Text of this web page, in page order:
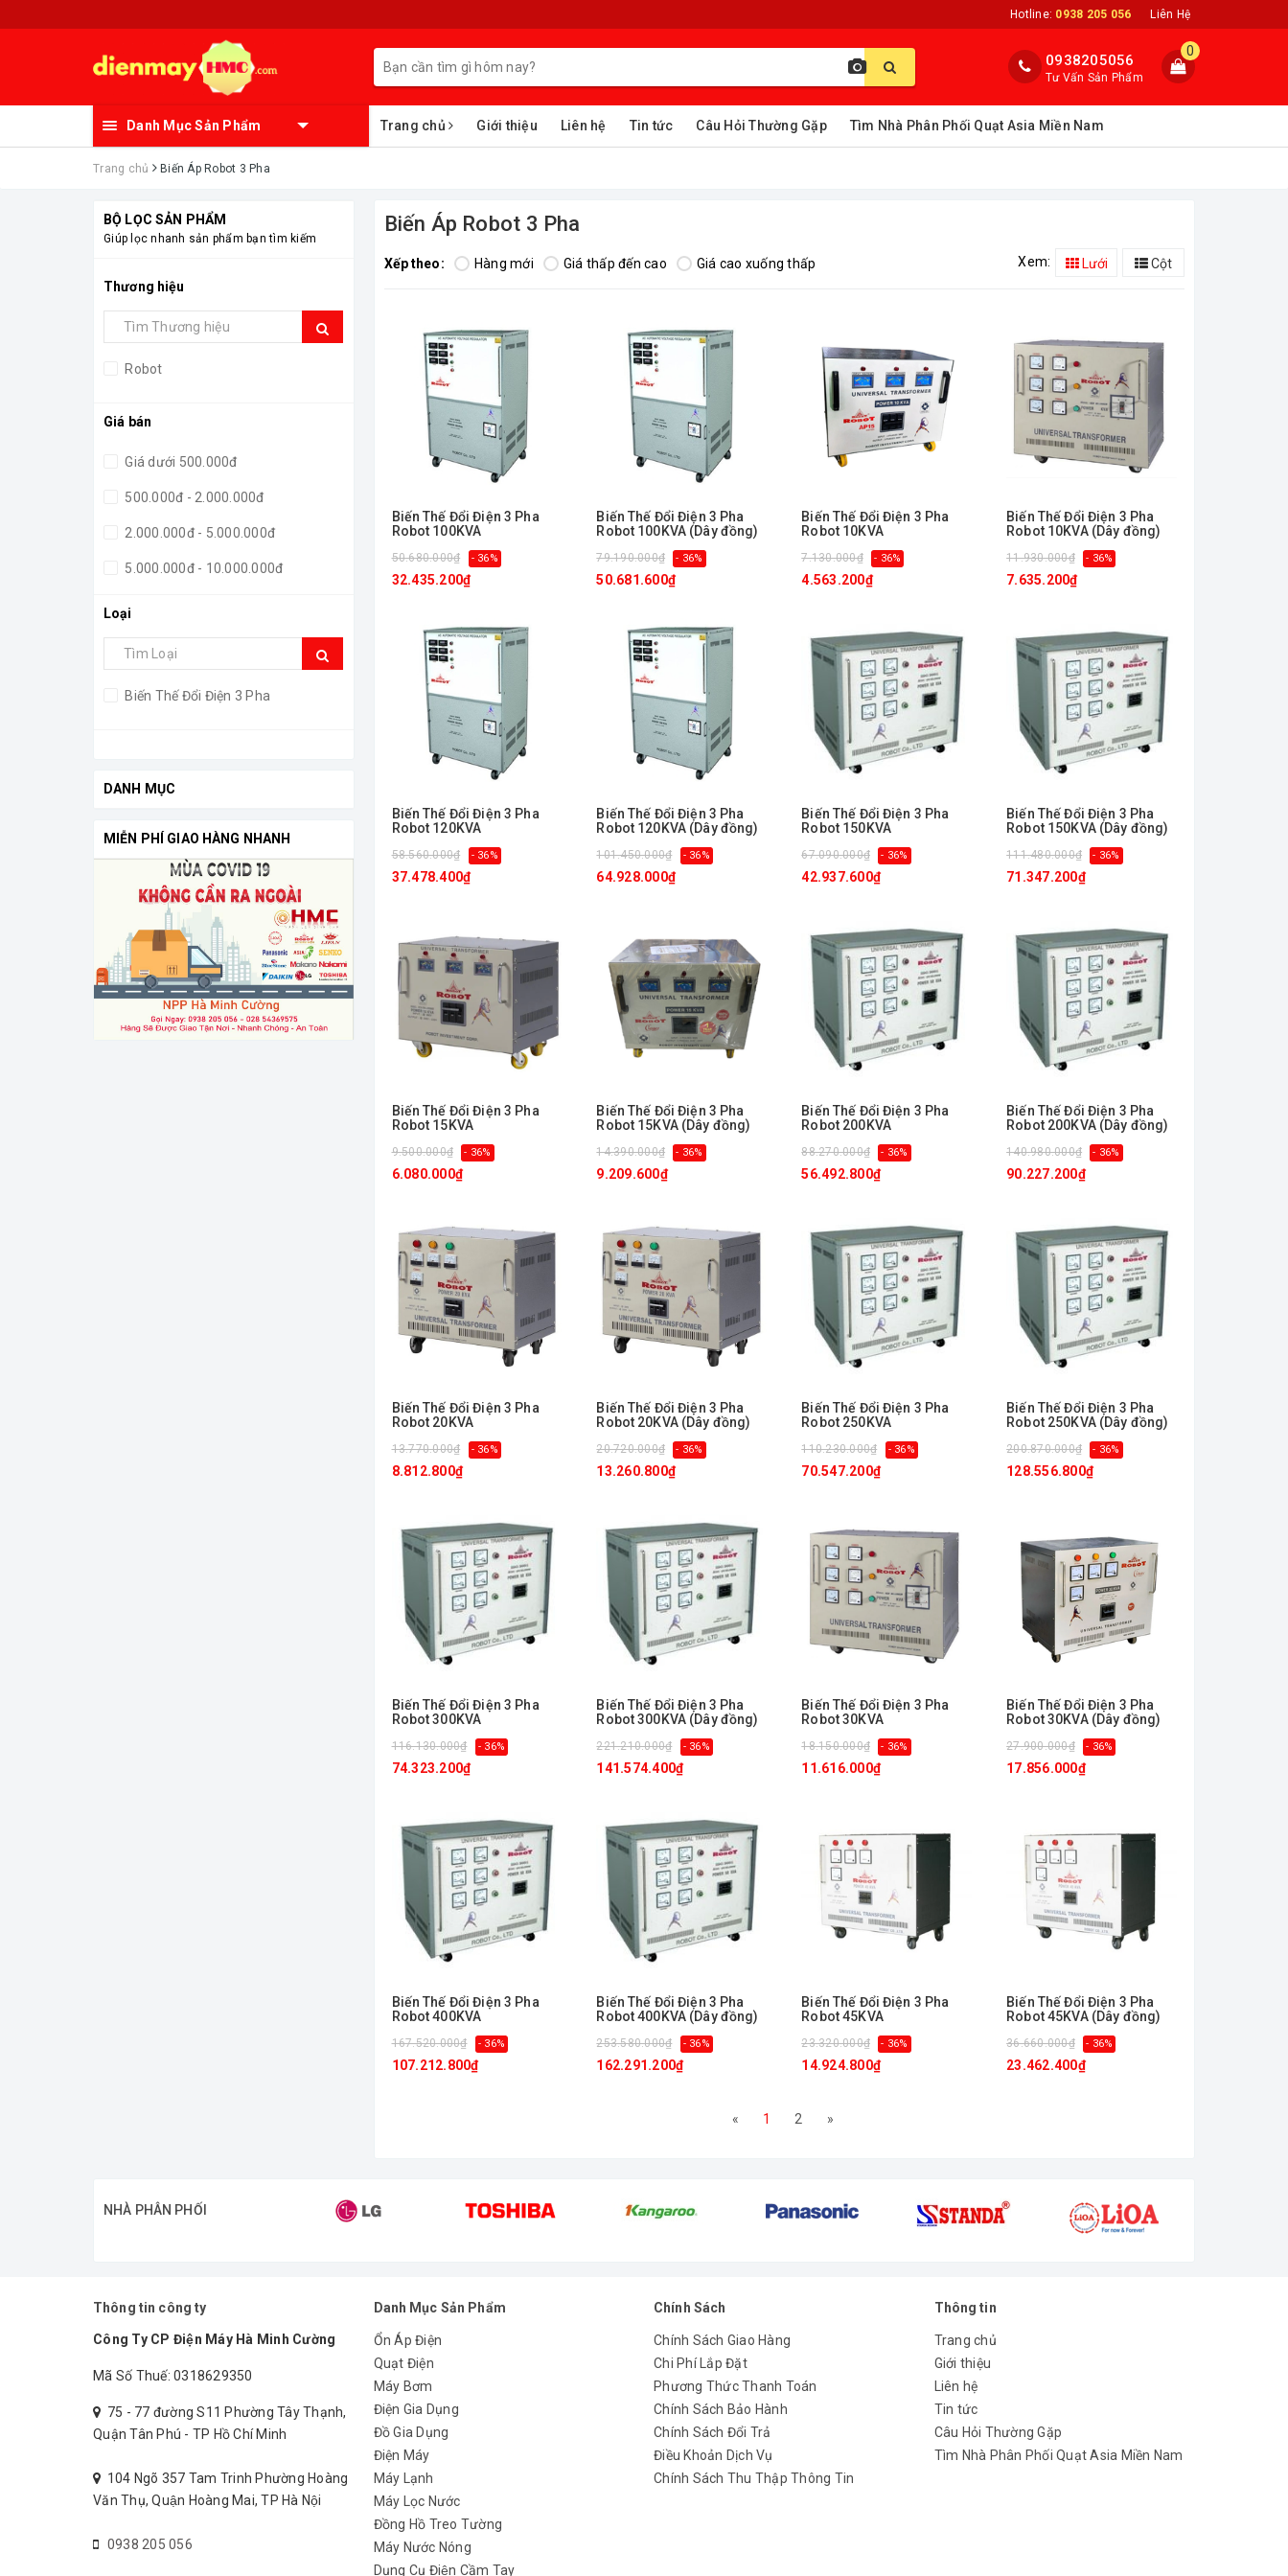
Hotline: 0938 205 056 Liên Hệ
0
0938205056
Tư Vấn Sản Phẩm
Danh Mục Sản Phẩm Trang chủ Giới thiệu Liên hệ Tin tức Câu Hỏi Thường Gặp Tìm Nhà Phân Phối Quạt Asia Miền Nam
Trang chủ Biến Áp Robot 3 Pha
BỘ LỌC SẢN PHẨM
Giúp lọc nhanh sản phẩm bạn tìm kiếm
Thương hiệu
Robot
Giá bán
Giá dưới 500.000đ
500.000đ - 2.000.000đ
2.000.000đ - 5.000.000đ
5.000.000đ - 10.000.000đ
Loại
Biến Thế Đổi Điện 3 Pha
DANH MỤC
MIỄN PHÍ GIAO HÀNG NHANH
Biến Áp Robot 3 Pha
Xếp theo: Hàng mới Giá thấp đến cao Giá cao xuống thấp Xem: Lưới Cột
Biến Thế Đổi Điện 3 Pha
Robot 100KVA
50.680.000₫ - 36%
32.435.200₫
Biến Thế Đổi Điện 3 Pha
Robot 100KVA (Dây đồng)
79.190.000₫ - 36%
50.681.600₫
Biến Thế Đổi Điện 3 Pha
Robot 10KVA
7.130.000₫ - 36%
4.563.200₫
Biến Thế Đổi Điện 3 Pha
Robot 10KVA (Dây đồng)
11.930.000₫ - 36%
7.635.200₫
Biến Thế Đổi Điện 3 Pha
Robot 120KVA
58.560.000₫ - 36%
37.478.400₫
Biến Thế Đổi Điện 3 Pha
Robot 120KVA (Dây đồng)
101.450.000₫ - 36%
64.928.000₫
Biến Thế Đổi Điện 3 Pha
Robot 150KVA
67.090.000₫ - 36%
42.937.600₫
Biến Thế Đổi Điện 3 Pha
Robot 150KVA (Dây đồng)
111.480.000₫ - 36%
71.347.200₫
Biến Thế Đổi Điện 3 Pha
Robot 15KVA
9.500.000₫ - 36%
6.080.000₫
Biến Thế Đổi Điện 3 Pha
Robot 15KVA (Dây đồng)
14.390.000₫ - 36%
9.209.600₫
Biến Thế Đổi Điện 3 Pha
Robot 200KVA
88.270.000₫ - 36%
56.492.800₫
Biến Thế Đổi Điện 3 Pha
Robot 200KVA (Dây đồng)
140.980.000₫ - 36%
90.227.200₫
Biến Thế Đổi Điện 3 Pha
Robot 20KVA
13.770.000₫ - 36%
8.812.800₫
Biến Thế Đổi Điện 3 Pha
Robot 20KVA (Dây đồng)
20.720.000₫ - 36%
13.260.800₫
Biến Thế Đổi Điện 3 Pha
Robot 250KVA
110.230.000₫ - 36%
70.547.200₫
Biến Thế Đổi Điện 3 Pha
Robot 250KVA (Dây đồng)
200.870.000₫ - 36%
128.556.800₫
Biến Thế Đổi Điện 3 Pha
Robot 300KVA
116.130.000₫ - 36%
74.323.200₫
Biến Thế Đổi Điện 3 Pha
Robot 300KVA (Dây đồng)
221.210.000₫ - 36%
141.574.400₫
Biến Thế Đổi Điện 3 Pha
Robot 30KVA
18.150.000₫ - 36%
11.616.000₫
Biến Thế Đổi Điện 3 Pha
Robot 30KVA (Dây đồng)
27.900.000₫ - 36%
17.856.000₫
Biến Thế Đổi Điện 3 Pha
Robot 400KVA
167.520.000₫ - 36%
107.212.800₫
Biến Thế Đổi Điện 3 Pha
Robot 400KVA (Dây đồng)
253.580.000₫ - 36%
162.291.200₫
Biến Thế Đổi Điện 3 Pha
Robot 45KVA
23.320.000₫ - 36%
14.924.800₫
Biến Thế Đổi Điện 3 Pha
Robot 45KVA (Dây đồng)
36.660.000₫ - 36%
23.462.400₫
« 1 2 »
NHÀ PHÂN PHỐI
Thông tin công ty
Công Ty CP Điện Máy Hà Minh Cường
Mã Số Thuế: 0318629350
75 - 77 đường S11 Phường Tây Thạnh,
Quận Tân Phú - TP Hồ Chí Minh
104 Ngõ 357 Tam Trinh Phường Hoàng
Văn Thụ, Quận Hoàng Mai, TP Hà Nội
0938 205 056
Danh Mục Sản Phẩm
Ổn Áp Điện
Quạt Điện
Máy Bơm
Điện Gia Dụng
Đồ Gia Dụng
Điện Máy
Máy Lạnh
Máy Lọc Nước
Đồng Hồ Treo Tường
Máy Nước Nóng
Dụng Cụ Điện Cầm Tay
Chính Sách
Chính Sách Giao Hàng
Chi Phí Lắp Đặt
Phương Thức Thanh Toán
Chính Sách Bảo Hành
Chính Sách Đổi Trả
Điều Khoản Dịch Vụ
Chính Sách Thu Thập Thông Tin
Thông tin
Trang chủ
Giới thiệu
Liên hệ
Tin tức
Câu Hỏi Thường Gặp
Tìm Nhà Phân Phối Quạt Asia Miền Nam